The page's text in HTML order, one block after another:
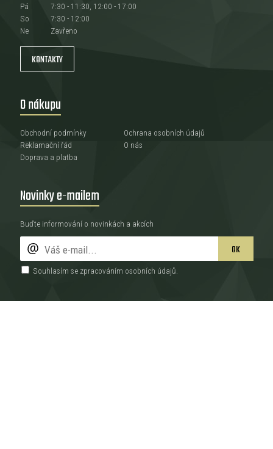
Pá
7:30 - 11:30, 12:00 - 17:00
So
7:30 - 12:00
Ne
Zavřeno
KONTAKTY
O nákupu
Obchodní podmínky
Reklamační řád
Doprava a platba
Ochrana osobních údajů
O nás
Novinky e-mailem
Buďte informování o novinkách a akcích
OK
Souhlasím se zpracováním osobních údajů